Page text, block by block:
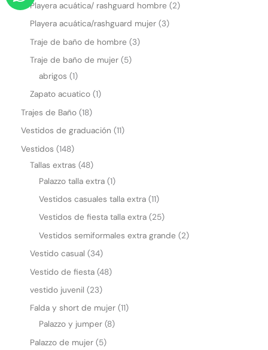
p
p
Playera acuática/ rashguard hombre
2
Playera acuática/rashguard mujer 3
Traje de baño de hombre 3
Traje de baño de mujer 5
abrigos 1
Zapato acuatico 1
Trajes de Baño 18
Vestidos de graduación 11
Vestidos 148
Tallas extras 48
Palazzo talla extra 1
Vestidos casuales talla extra 11
Vestidos de fiesta talla extra 25
Vestidos semiformales extra grande
2
Vestido casual 34
Vestido de fiesta 48
vestido juvenil
23
Falda y short de mujer 11
Palazzo y jumper 8
Palazzo de mujer 5